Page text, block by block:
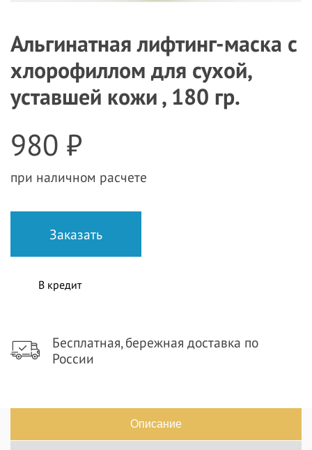
Альгинатная лифтинг-маска с
хлорофиллом для сухой,
уставшей кожи , 180 гр.
980 ₽
при наличном расчете
В кредит
Бесплатная, бережная доставка по
России
Описание